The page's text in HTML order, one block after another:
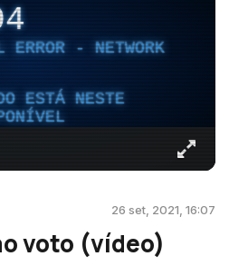
- NETWORK
ESTÁ NESTE
26 set, 2021, 16:07
voto (vídeo)